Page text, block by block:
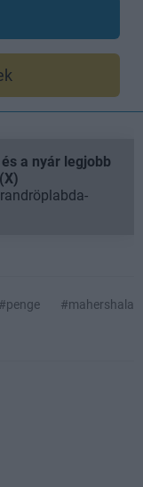
a nyár legjobb
#penge
#mahershala